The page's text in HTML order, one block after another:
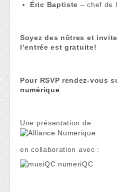
Éric Baptiste – chef de
Soyez des nôtres et
l’entrée est gratuite!
Pour RSVP rendez-vous
numérique
Une présentation de :
en collaboration avec :